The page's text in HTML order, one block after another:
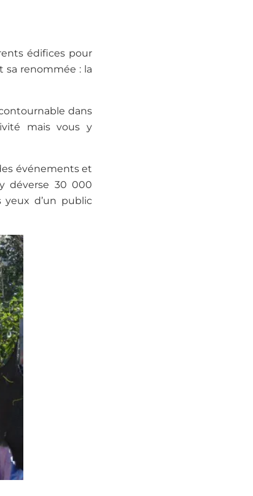
édifices pour
sa renommée : la
dans
mais vous y
événements et
déverse 30 000
d’un public